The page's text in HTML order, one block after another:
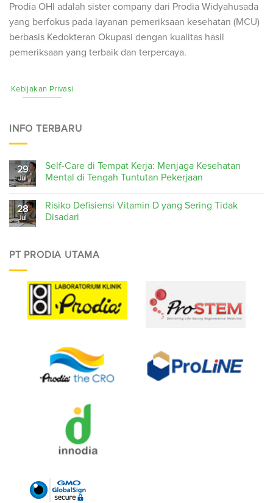
Prodia OHI adalah sister company dari Prodia Widyahusada
yang berfokus pada layanan pemeriksaan kesehatan (MCU)
berbasis Kedokteran Okupasi dengan kualitas hasil
pemeriksaan yang terbaik dan terpercaya.
Kebijakan Privasi
INFO TERBARU
29
Jul
Self-Care di Tempat Kerja: Menjaga Kesehatan
Mental di Tengah Tuntutan Pekerjaan
28
Jul
Risiko Defisiensi Vitamin D yang Sering Tidak
Disadari
PT PRODIA UTAMA